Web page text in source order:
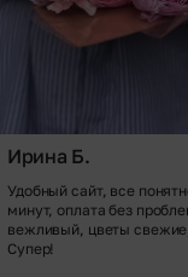
Ирина Б.
Удобный сайт, все
минут, оплата без
вежливый, цветы
Супер!